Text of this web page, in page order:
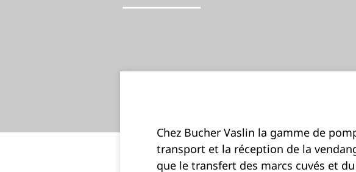
Chez Bucher Vaslin la gamme de
transport et la réception de la
que le transfert des marcs cuvés et